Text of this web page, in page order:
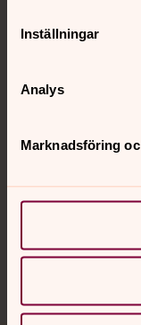
Inställningar
Analys
Marknadsföring
Kalender
Hitta snabbt